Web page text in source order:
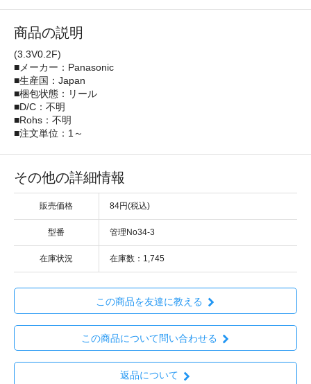
商品の説明
(3.3V0.2F)
■メーカー：Panasonic
■生産国：Japan
■梱包状態：リール
■D/C：不明
■Rohs：不明
■注文単位：1～
その他の詳細情報
販売価格 84円(税込)
型番 管理No34-3
在庫状況 在庫数：1,745
この商品を友達に教える
この商品について問い合わせる
返品について